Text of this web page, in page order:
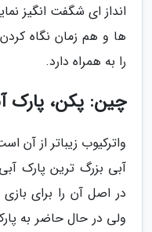
انداز ای شگفت انگیز
ها و هم زمان نگاه
را به همراه دارد.
چین: پکن، پارک
واترکیوب زیباتر از آن
آبی بزرگ ترین پارک
ولی در حال حاضر به